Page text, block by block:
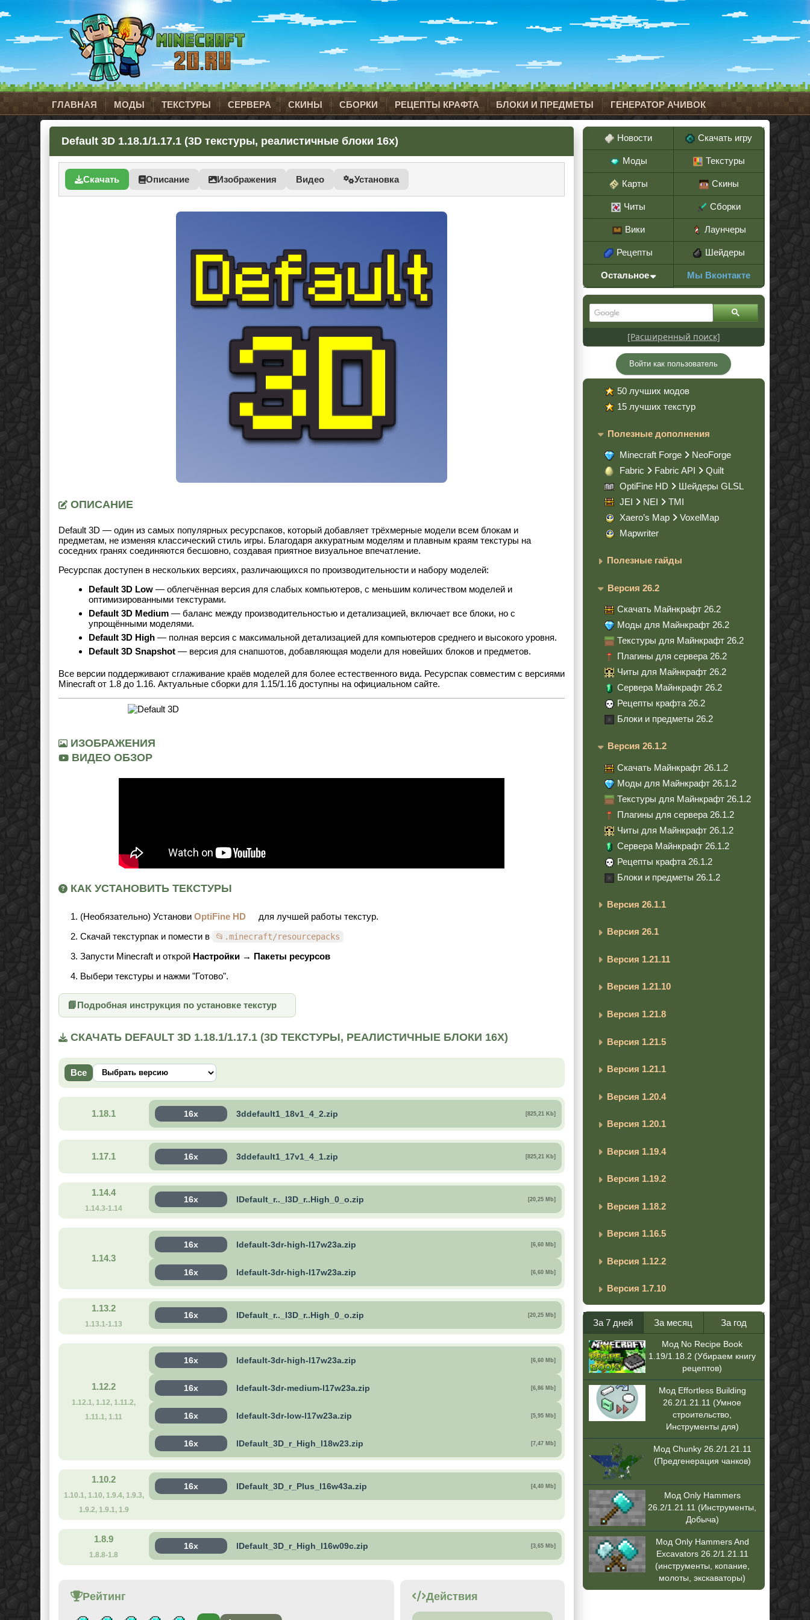
ГЛАВНАЯ МОДЫ ТЕКСТУРЫ СЕРВЕРА СКИНЫ СБОРКИ РЕЦЕПТЫ КРАФТА БЛОКИ И ПРЕДМЕТЫ ГЕНЕРАТОР АЧИВОК
Default 3D 1.18.1/1.17.1 (3D текстуры, реалистичные блоки 16x)
Скачать Описание Изображения Видео Установка
ОПИСАНИЕ
Default 3D — один из самых популярных ресурспаков, который добавляет трёхмерные модели всем блокам и
предметам, не изменяя классический стиль игры. Благодаря аккуратным моделям и плавным краям текстуры на
соседних гранях соединяются бесшовно, создавая приятное визуальное впечатление.
Ресурспак доступен в нескольких версиях, различающихся по производительности и набору моделей:
Default 3D Low — облегчённая версия для слабых компьютеров, с меньшим количеством моделей и
оптимизированными текстурами.
Default 3D Medium — баланс между производительностью и детализацией, включает все блоки, но с
упрощёнными моделями.
Default 3D High — полная версия с максимальной детализацией для компьютеров среднего и высокого уровня.
Default 3D Snapshot — версия для снапшотов, добавляющая модели для новейших блоков и предметов.
Все версии поддерживают сглаживание краёв моделей для более естественного вида. Ресурспак совместим с версиями
Minecraft от 1.8 до 1.16. Актуальные сборки для 1.15/1.16 доступны на официальном сайте.
ИЗОБРАЖЕНИЯ
ВИДЕО ОБЗОР
КАК УСТАНОВИТЬ ТЕКСТУРЫ
(Необязательно) Установи OptiFine HD
для лучшей работы текстур.
Скачай текстурпак и помести в
📂.minecraft/resourcepacks
Запусти Minecraft и открой Настройки → Пакеты ресурсов
Выбери текстуры и нажми "Готово".
📘Подробная инструкция по установке текстур
СКАЧАТЬ DEFAULT 3D 1.18.1/1.17.1 (3D ТЕКСТУРЫ, РЕАЛИСТИЧНЫЕ БЛОКИ 16X)
Все
1.18.1 16x 3ddefault1_18v1_4_2.zip [825,21 Kb]
1.17.1 16x 3ddefault1_17v1_4_1.zip [825,21 Kb]
1.14.4
1.14.3-1.14
16x lDefault_r.._l3D_r..High_0_o.zip [20,25 Mb]
1.14.3
16x ldefault-3dr-high-l17w23a.zip [6,60 Mb]
16x ldefault-3dr-high-l17w23a.zip [6,60 Mb]
1.13.2
1.13.1-1.13
16x lDefault_r.._l3D_r..High_0_o.zip [20,25 Mb]
1.12.2
1.12.1, 1.12, 1.11.2,
1.11.1, 1.11
16x ldefault-3dr-high-l17w23a.zip [6,60 Mb]
16x ldefault-3dr-medium-l17w23a.zip [6,86 Mb]
16x ldefault-3dr-low-l17w23a.zip [5,95 Mb]
16x lDefault_3D_r_High_l18w23.zip [7,47 Mb]
1.10.2
1.10.1, 1.10, 1.9.4, 1.9.3,
1.9.2, 1.9.1, 1.9
16x lDefault_3D_r_Plus_l16w43a.zip [4,40 Mb]
1.8.9
1.8.8-1.8
16x lDefault_3D_r_High_l16w09c.zip [3,65 Mb]
Рейтинг Действия
Новости Скачать игру
Моды Текстуры
Карты Скины
Читы Сборки
Вики Лаунчеры
Рецепты Шейдеры
Остальное Мы Вконтакте
[Расширенный поиск]
Войти как пользователь
50 лучших модов
15 лучших текстур
Полезные дополнения
Minecraft Forge
NeoForge
Fabric
Fabric API
Quilt
OptiFine HD
Шейдеры GLSL
JEI
NEI
TMI
Xaero’s Map
VoxelMap
Mapwriter
Полезные гайды
Версия 26.2
Скачать Майнкрафт 26.2
Моды для Майнкрафт 26.2
Текстуры для Майнкрафт 26.2
Плагины для сервера 26.2
Читы для Майнкрафт 26.2
Сервера Майнкрафт 26.2
Рецепты крафта 26.2
Блоки и предметы 26.2
Версия 26.1.2
Скачать Майнкрафт 26.1.2
Моды для Майнкрафт 26.1.2
Текстуры для Майнкрафт 26.1.2
Плагины для сервера 26.1.2
Читы для Майнкрафт 26.1.2
Сервера Майнкрафт 26.1.2
Рецепты крафта 26.1.2
Блоки и предметы 26.1.2
Версия 26.1.1
Версия 26.1
Версия 1.21.11
Версия 1.21.10
Версия 1.21.8
Версия 1.21.5
Версия 1.21.1
Версия 1.20.4
Версия 1.20.1
Версия 1.19.4
Версия 1.19.2
Версия 1.18.2
Версия 1.16.5
Версия 1.12.2
Версия 1.7.10
За 7 дней За месяц За год
Мод No Recipe Book
1.19/1.18.2 (Убираем книгу
рецептов)
Мод Effortless Building
26.2/1.21.11 (Умное
строительство,
Инструменты для)
Мод Chunky 26.2/1.21.11
(Предгенерация чанков)
Мод Only Hammers
26.2/1.21.11 (Инструменты,
Добыча)
Мод Only Hammers And
Excavators 26.2/1.21.11
(инструменты, копание,
молоты, экскаваторы)